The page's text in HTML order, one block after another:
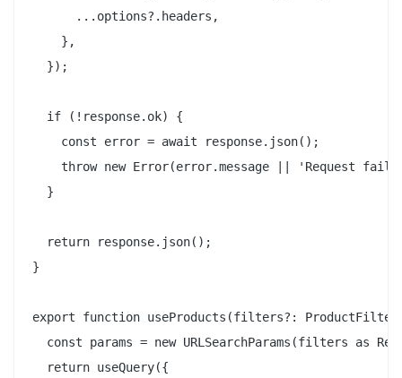
      ...options?.headers,
    },
  });
  if (!response.ok) {
    const error = await response.json();
throw new Error(error.message || 'Request
  }
  return response.json();
}
export function useProducts(filters?:
const params = new URLSearchParams(filters as
  return useQuery({